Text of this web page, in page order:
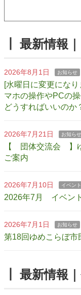
┃ 最新情報
2026年8月1日 お知らせ
[水曜日に変更にな
マホの操作やPCの
どうすればいいのか
2026年7月21日 お知らせ
【 団体交流会 】
ご案内
2026年7月10日 イベント
2026年7月 イベン
2026年7月1日 お知らせ
第18回ゆめこらぼ市
┃ 最新情報